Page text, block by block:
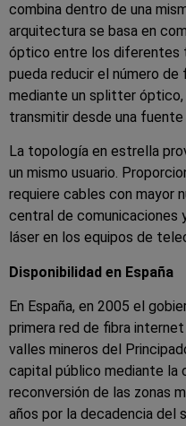
combina dentro de una
arquitectura se basa en
óptico entre los diferentes
pueda reducir el número de
mediante un splitter óptico,
transmitir desde una fuente
La topología en estrella
un mismo usuario.
requiere cables con mayor
central de comunicaciones
láser en los equipos de
Disponibilidad en España
En España, en 2005 el
primera red de fibra
valles mineros del
capital público mediante la
reconversión de las zonas
años por la decadencia del